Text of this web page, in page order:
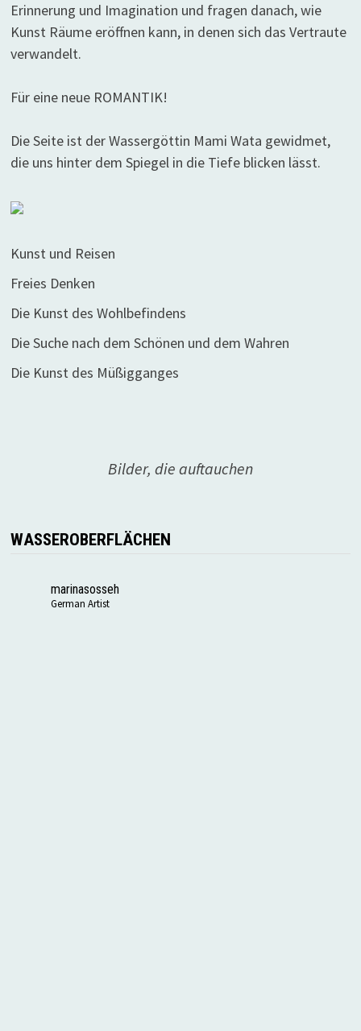
Erinnerung und Imagination und fragen danach, wie
Kunst Räume eröffnen kann, in denen sich das Vertraute
verwandelt.
Für eine neue ROMANTIK!
Die Seite ist der Wassergöttin Mami Wata gewidmet,
die uns hinter dem Spiegel in die Tiefe blicken lässt.
Kunst und Reisen
Freies Denken
Die Kunst des Wohlbefindens
Die Suche nach dem Schönen und dem Wahren
Die Kunst des Müßigganges
Bilder, die auftauchen
WASSEROBERFLÄCHEN
marinasosseh
German Artist